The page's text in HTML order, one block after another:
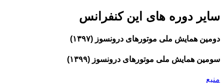
سایر دوره های این کنفرانس
دومین همایش ملی موتورهای درونسوز (۱۳۹۷)
سومین همایش ملی موتورهای درونسوز (۱۳۹۹)
منبع